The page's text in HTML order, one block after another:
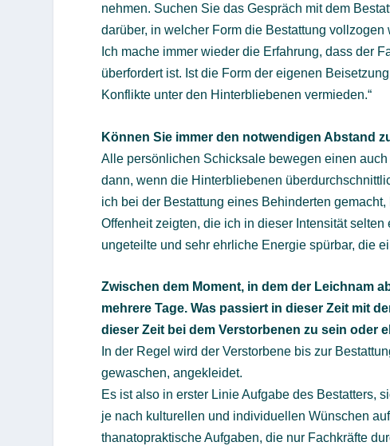
nehmen. Suchen Sie das Gespräch mit dem
darüber, in welcher Form die Bestattung vollzogen
Ich mache immer wieder die Erfahrung, dass der
überfordert ist. Ist die Form der eigenen
Konflikte unter den Hinterbliebenen vermieden.“
Können Sie immer den notwendigen Abstand
Alle persönlichen Schicksale bewegen einen
dann, wenn die Hinterbliebenen
ich bei der Bestattung eines Behinderten
Offenheit zeigten, die ich in dieser Intensität
ungeteilte und sehr ehrliche Energie spürbar, die
Zwischen dem Moment, in dem der Leichnam
mehrere Tage. Was passiert in dieser Zeit mit
dieser Zeit bei dem Verstorbenen zu sein oder
In der Regel wird der Verstorbene bis zur
gewaschen, angekleidet.
Es ist also in erster Linie Aufgabe des Bestatters,
je nach kulturellen und individuellen Wünschen
thanatopraktische Aufgaben, die nur Fachkräfte